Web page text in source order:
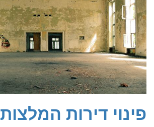
פינוי דירות המלצות